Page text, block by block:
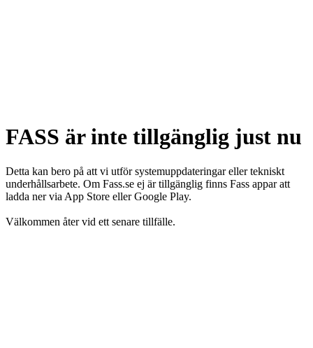
FASS är inte tillgänglig just nu
Detta kan bero på att vi utför systemuppdateringar eller tekniskt
underhållsarbete. Om Fass.se ej är tillgänglig finns Fass appar att
ladda ner via App Store eller Google Play.
Välkommen åter vid ett senare tillfälle.